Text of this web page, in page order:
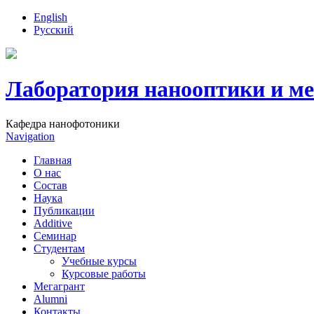
English
Русский
Лаборатория нанооптики и
Кафедра нанофотоники
Navigation
Главная
О нас
Состав
Наука
Публикации
Additive
Семинар
Студентам
Учебные курсы
Курсовые работы
Мегагрант
Alumni
Контакты